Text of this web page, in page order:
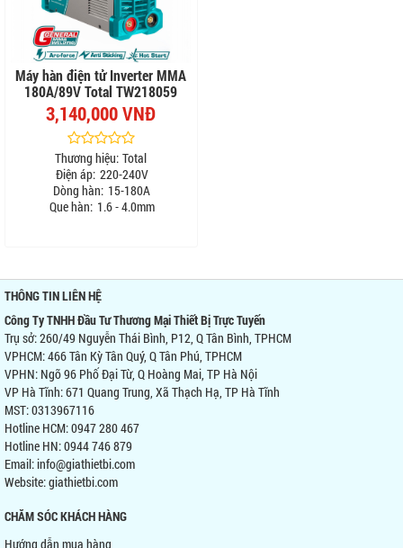
Máy hàn điện tử Inverter MMA
180A/89V Total TW218059
3,140,000 VNĐ
Thương hiệu: Total
Điện áp: 220-240V
Dòng hàn: 15-180A
Que hàn: 1.6 - 4.0mm
THÔNG TIN LIÊN HỆ
Công Ty TNHH Đầu Tư Thương Mại Thiết Bị Trực Tuyến
Trụ sở: 260/49 Nguyễn Thái Bình, P12, Q Tân Bình, TPHCM
VPHCM: 466 Tân Kỳ Tân Quý, Q Tân Phú, TPHCM
VPHN: Ngõ 96 Phố Đại Từ, Q Hoàng Mai, TP Hà Nội
VP Hà Tĩnh: 671 Quang Trung, Xã Thạch Hạ, TP Hà Tĩnh
MST: 0313967116
Hotline HCM: 0947 280 467
Hotline HN: 0944 746 879
Email: info@giathietbi.com
Website:giathietbi.com
CHĂM SÓC KHÁCH HÀNG
Hướng dẫn mua hàng